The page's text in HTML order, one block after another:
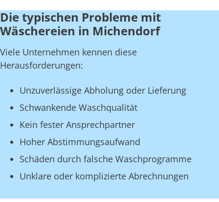
Die typischen Probleme mit
Wäschereien in Michendorf
Viele Unternehmen kennen diese
Herausforderungen:
Unzuverlässige Abholung oder Lieferung
Schwankende Waschqualität
Kein fester Ansprechpartner
Hoher Abstimmungsaufwand
Schäden durch falsche Waschprogramme
Unklare oder komplizierte Abrechnungen